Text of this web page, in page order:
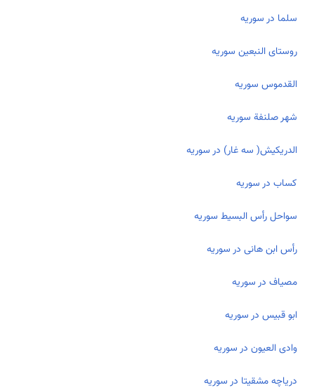
سلما در سوریه
روستای النبعین سوریه
القدموس سوریه
شهر صلنفة سوریه
الدريكيش( سه غار) در سوریه
كساب در سوریه
سواحل رأس البسيط سوریه
رأس ابن هانی در سوریه
مصياف در سوریه
ابو قبيس در سوریه
وادی العيون در سوریه
دریاچه مشقيتا در سوریه